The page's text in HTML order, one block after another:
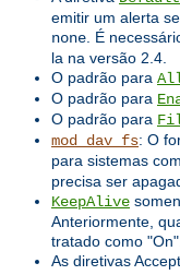
emitir um alerta
none . É
la na versão 2.4.
O padrão para
O padrão para
O padrão para
mod_dav_fs: O
para sistemas
precisa ser
KeepAlive
Anteriormente,
tratado como "On".
As diretivas